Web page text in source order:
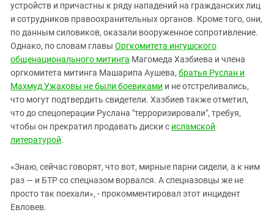
устройств и причастны к ряду нападений на гражданских лиц
и сотрудников правоохранительных органов. Кроме того, они,
по данным силовиков, оказали вооруженное сопротивление.
Однако, по словам главы Оргкомитета ингушского
общенационального митинга Магомеда Хазбиева и члена
оргкомитета митинга Машарипа Аушева, братья Руслан и
Махмуд Ужаховы не были боевиками и не отстреливались,
что могут подтвердить свидетели. Хазбиев также отметил,
что до спецоперации Руслана "терроризировали", требуя,
чтобы он прекратил продавать диски с исламской
литературой.
«Знаю, сейчас говорят, что вот, мирные парни сидели, а к ним
раз — и БТР со спецназом ворвался. А спецназовцы же не
просто так поехали», - прокомментировал этот инцидент
Евловев.